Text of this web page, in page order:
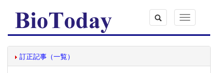
Toggle
navigation
訂正記事（一覧）